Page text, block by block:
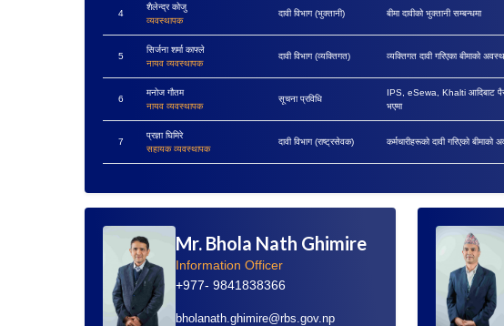
4
शैलेन्द्र कोजु
व्यवस्थापक
दावी विभाग (भुक्तानी) बीमा दावीको भुक्तानी सम्बन्धमा
5
सिर्जना शर्मा काफ्ले
नायव व्यवस्थापक
दावी विभाग (व्यक्तिगत) व्यक्तिगत दावी गरिएका बीमाको
6
मनोज गौतम
नायव व्यवस्थापक
सूचना प्रविधि
IPS, eSewa, Khalti आदिबाट
भएमा
7
प्रज्ञा घिमिरे
सहायक व्यवस्थापक
दावी विभाग (राष्ट्रसेवक) कर्मचारीहरूको दावी गरिएको बीमाको
Mr. Bhola Nath Ghimire
Information Officer
+977- 9841838366
bholanath.ghimire@rbs.gov.np